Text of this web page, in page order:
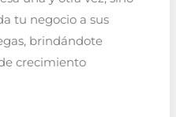
tu negocio a sus
brindándote
crecimiento